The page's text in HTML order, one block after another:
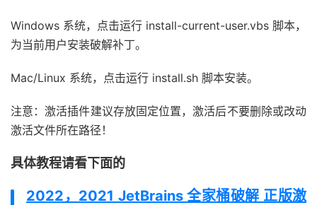
Windows 系统，点击运行 install-current-user.vbs 脚本，
为当前用户安装破解补丁。
Mac/Linux 系统，点击运行 install.sh 脚本安装。
注意：激活插件建议存放固定位置，激活后不要删除或改动
激活文件所在路径！
具体教程请看下面的
2022，2021 JetBrains 全家桶破解 正版激